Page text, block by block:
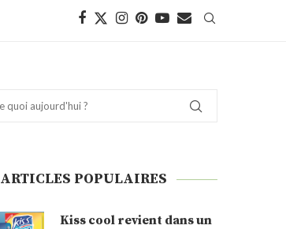
ARTICLES POPULAIRES
Kiss cool revient dans un